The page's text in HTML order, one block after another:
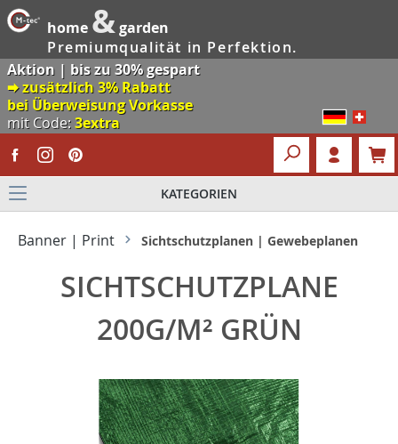
home &garden
Premiumqualität in Perfektion.
Aktion | bis zu 30% gespart
🠮 zusätzlich 3% Rabatt
bei Überweisung Vorkasse
mit Code:3extra
KATEGORIEN
Banner | Print Sichtschutzplanen | Gewebeplanen
SICHTSCHUTZPLANE
200G/M² GRÜN